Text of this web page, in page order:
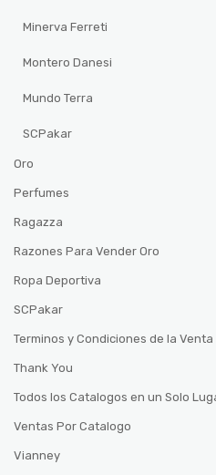
Minerva Ferreti
Montero Danesi
Mundo Terra
SCPakar
Oro
Perfumes
Ragazza
Razones Para Vender Oro
Ropa Deportiva
SCPakar
Terminos y Condiciones de la
Thank You
Todos los Catalogos en un Solo
Ventas Por Catalogo
Vianney